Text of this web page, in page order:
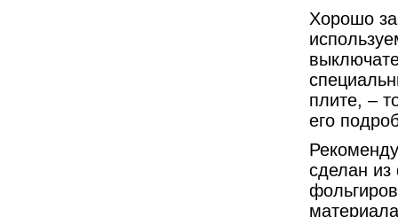
Хорошо
плите, –
его
сделан из